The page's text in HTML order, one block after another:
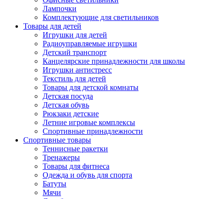
Лампочки
Комплектующие для светильников
Товары для детей
Игрушки для детей
Радиоуправляемые игрушки
Детский транспорт
Канцелярские принадлежности для школы
Игрушки антистресс
Текстиль для детей
Товары для детской комнаты
Детская посуда
Детская обувь
Рюкзаки детские
Летние игровые комплексы
Спортивные принадлежности
Спортивные товары
Теннисные ракетки
Тренажеры
Товары для фитнеса
Одежда и обувь для спорта
Батуты
Мячи